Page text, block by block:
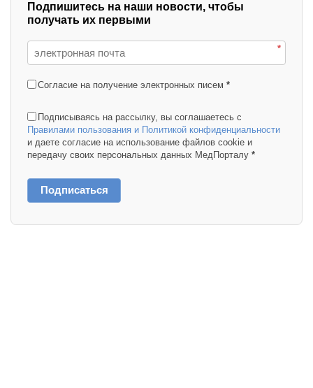
Подпишитесь на наши новости, чтобы
получать их первыми
*
Согласие на получение электронных писем *
Подписываясь на рассылку, вы соглашаетесь с
Правилами пользования и Политикой конфиденциальности
и даете согласие на использование файлов cookie и
передачу своих персональных данных МедПорталу *
Подписаться